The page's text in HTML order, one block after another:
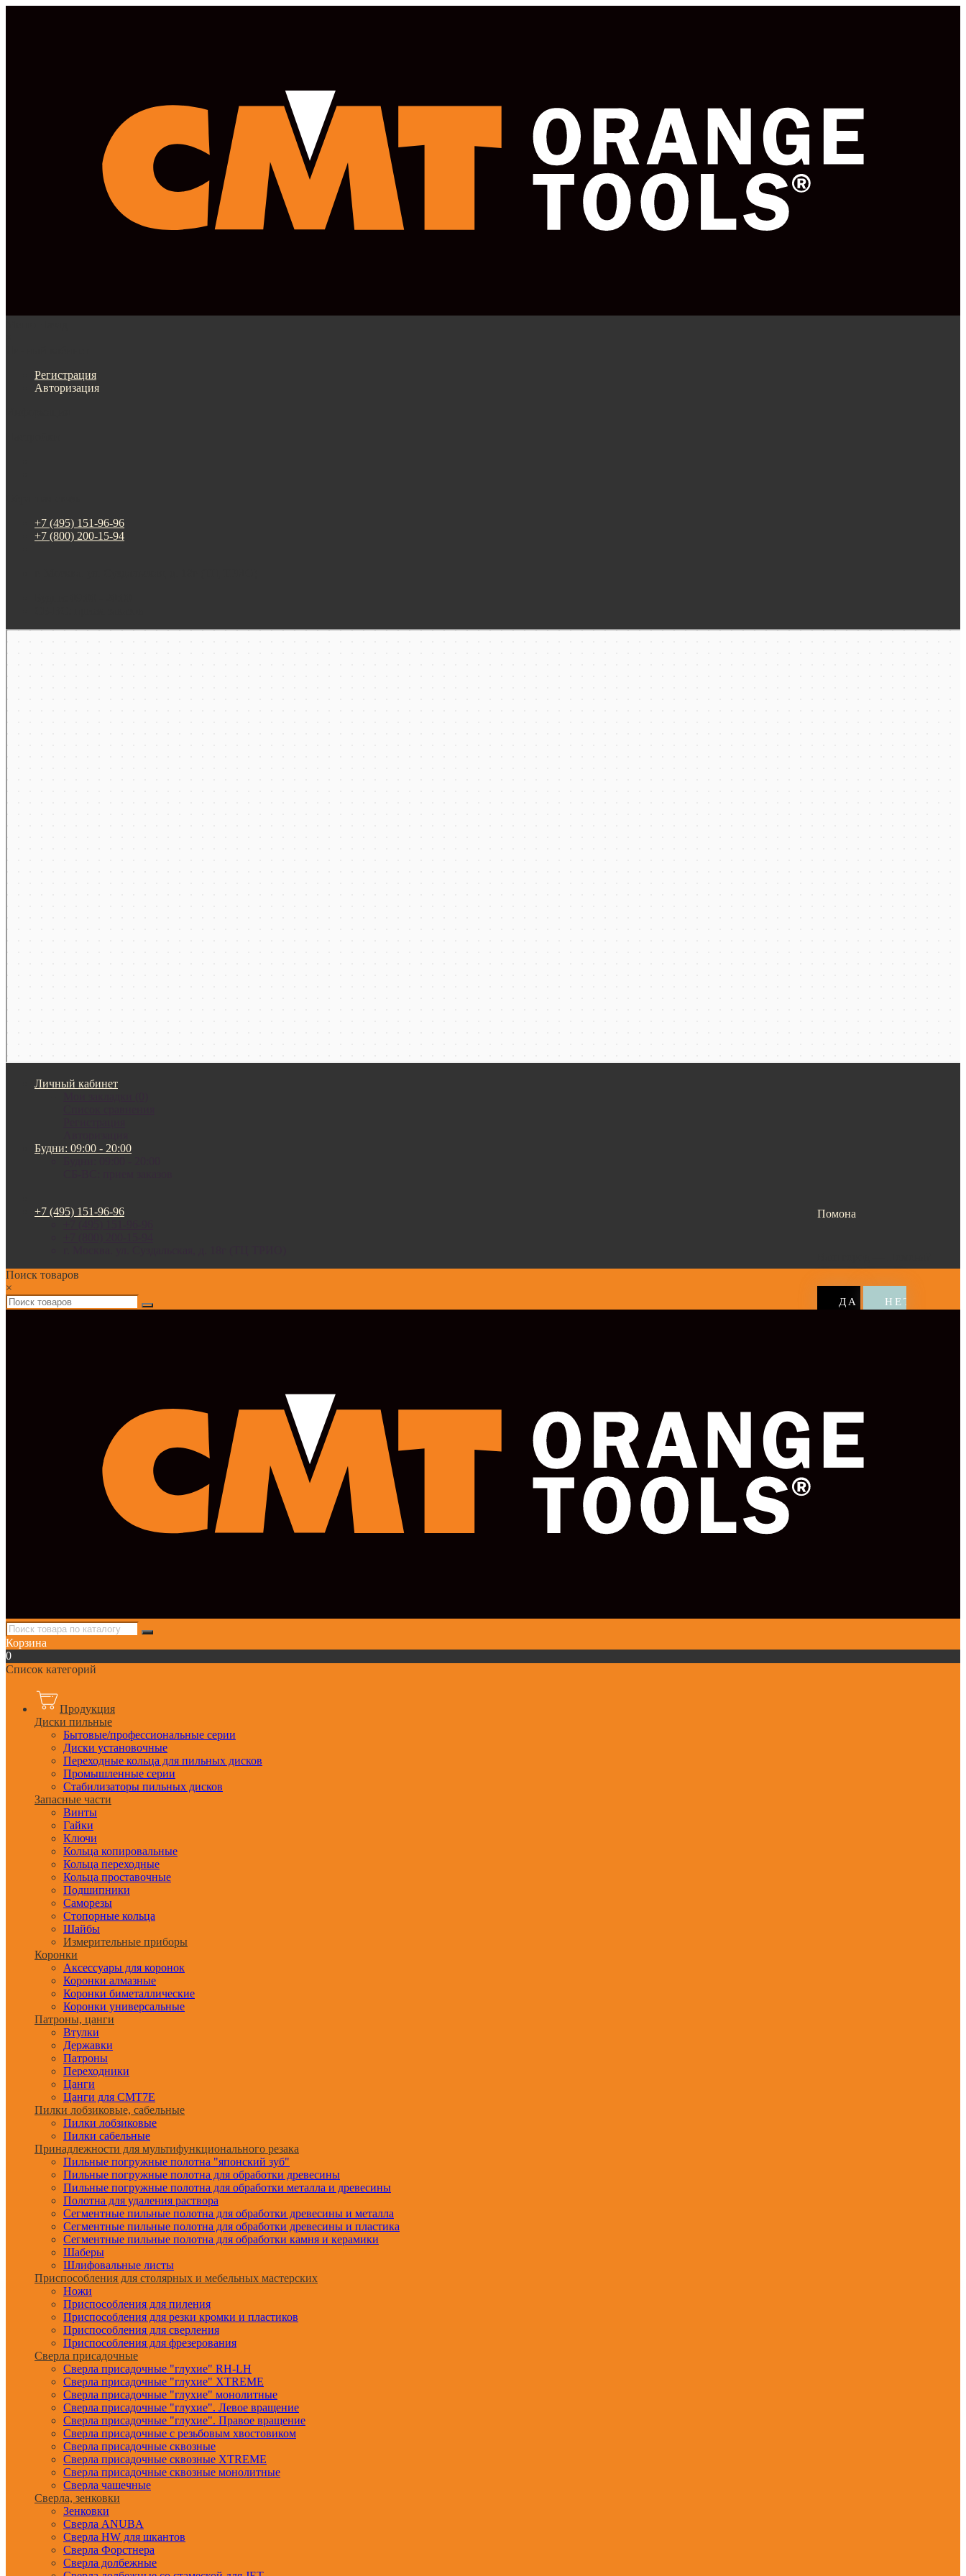
Регистрация
Авторизация
+7 (495) 151-96-96
+7 (800) 200-15-94
Москва
Личный кабинет
Будни: 09:00 - 20:00
Помона
+7 (495) 151-96-96
Поиск товаров
×
Корзина
0
Список категорий
Продукция
Диски пильные
Бытовые/профессиональные серии
Диски установочные
Переходные кольца для пильных дисков
Промышленные серии
Стабилизаторы пильных дисков
Запасные части
Винты
Гайки
Ключи
Кольца копировальные
Кольца переходные
Кольца проставочные
Подшипники
Саморезы
Стопорные кольца
Шайбы
Измерительные приборы
Коронки
Аксессуары для коронок
Коронки алмазные
Коронки биметаллические
Коронки универсальные
Патроны, цанги
Втулки
Державки
Патроны
Переходники
Цанги
Цанги для CMT7E
Пилки лобзиковые, сабельные
Пилки лобзиковые
Пилки сабельные
Принадлежности для мультифункционального резака
Пильные погружные полотна "японский зуб"
Пильные погружные полотна для обработки древесины
Пильные погружные полотна для обработки металла и древесины
Полотна для удаления раствора
Сегментные пильные полотна для обработки древесины и металла
Сегментные пильные полотна для обработки древесины и пластика
Сегментные пильные полотна для обработки камня и керамики
Шаберы
Шлифовальные листы
Приспособления для столярных и мебельных мастерских
Ножи
Приспособления для пиления
Приспособления для резки кромки и пластиков
Приспособления для сверления
Приспособления для фрезерования
Сверла присадочные
Сверла присадочные "глухие" RH-LH
Сверла присадочные "глухие" XTREME
Сверла присадочные "глухие" монолитные
Сверла присадочные "глухие". Левое вращение
Сверла присадочные "глухие". Правое вращение
Сверла присадочные с резьбовым хвостовиком
Сверла присадочные сквозные
Сверла присадочные сквозные XTREME
Сверла присадочные сквозные монолитные
Сверла чашечные
Сверла, зенковки
Зенковки
Сверла ANUBA
Сверла HW для шкантов
Сверла Форстнера
Сверла долбежные